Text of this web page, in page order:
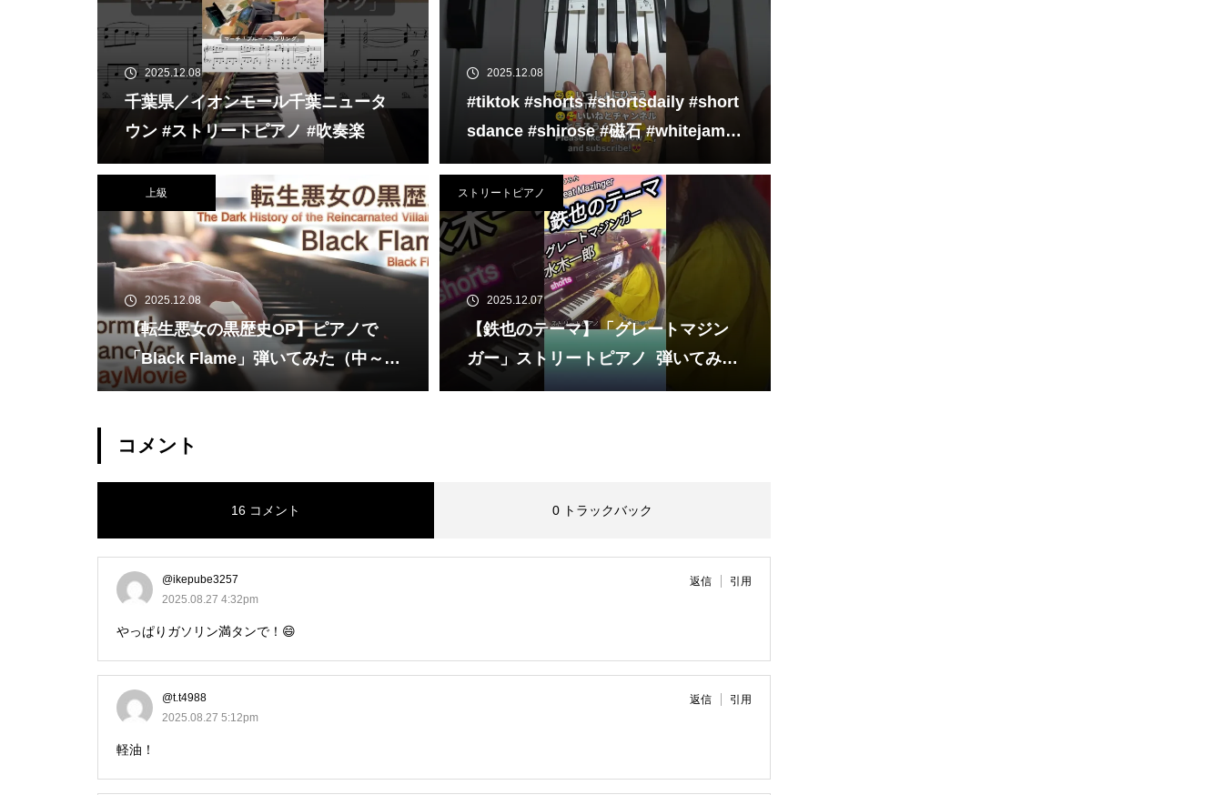
2025.12.08
千葉県／イオンモール千葉ニュータ
ウン #ストリートピアノ #吹奏楽
2025.12.08
#tiktok #shorts #shortsdaily #short
sdance #shirose #磁石 #whitejam #
ピアノ初心者 #ピアノレッスン #pian
o #ピアノ
上級
2025.12.08
【転生悪女の黒歴史OP】ピアノで
「Black Flame」弾いてみた（中～上
級）【The Dark History of the Rein
ストリートピアノ
2025.12.07
【鉄也のテーマ】「グレートマジン
ガー」ストリートピアノ 弾いてみた
#shorts
コメント
16 コメント 0 トラックバック
@ikepube3257
2025.08.27 4:32pm
返信 引用
やっぱりガソリン満タンで！😄
@t.t4988
2025.08.27 5:12pm
返信 引用
軽油！